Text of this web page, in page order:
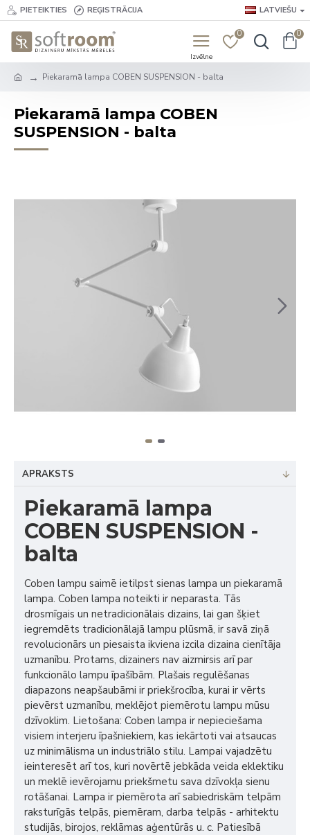
PIETEIKTIES REĢISTRĀCIJA LATVIEŠU
0 0
Piekaramā lampa COBEN SUSPENSION - balta
Piekaramā lampa COBEN
SUSPENSION - balta
APRAKSTS
Piekaramā lampa
COBEN SUSPENSION -
balta
Coben lampu saimē ietilpst sienas lampa un piekaramā
lampa. Coben lampa noteikti ir neparasta. Tās
drosmīgais un netradicionālais dizains, lai gan šķiet
iegremdēts tradicionālajā lampu plūsmā, ir savā ziņā
revolucionārs un piesaista ikviena izcila dizaina cienītāja
uzmanību. Protams, dizainers nav aizmirsis arī par
funkcionālo lampu īpašībām. Plašais regulēšanas
diapazons neapšaubāmi ir priekšrocība, kurai ir vērts
pievērst uzmanību, meklējot piemērotu lampu mūsu
dzīvoklim. Lietošana: Coben lampa ir nepieciešama
visiem interjeru īpašniekiem, kas iekārtoti vai atsaucas
uz minimālisma un industriālo stilu. Lampai vajadzētu
ieinteresēt arī tos, kuri novērtē jebkāda veida eklektiku
un meklē ievērojamu priekšmetu sava dzīvokļa sienu
rotāšanai. Lampa ir piemērota arī sabiedriskām telpām
raksturīgās telpās, piemēram, darba telpās - arhitektu
studijās, birojos, reklāmas aģentūrās u. c. Patiesībā